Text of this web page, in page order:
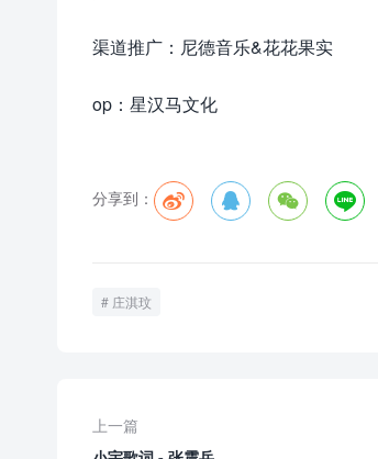
渠道推广：尼德音乐&花花果实
op：星汉马文化
分享到：    
庄淇玟
上一篇